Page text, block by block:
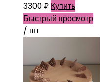
3300₽ Купить
Быстрый просмотр
/ шт